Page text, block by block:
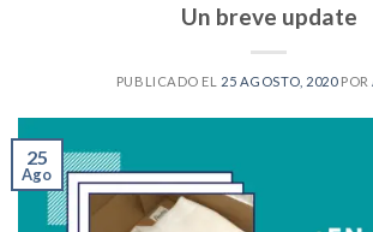
Un breve update
PUBLICADO EL 25 AGOSTO, 2020POR
25
Ago